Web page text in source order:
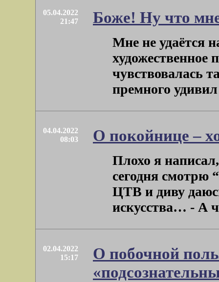
05.04.2022
21:47
Боже! Ну что
Мне не удаётся
художественное
чувствовалась
премного удивил
04.04.2022
08:03
О покойнице –
Плохо я
сегодня смотрю
ЦТВ и диву
искусства… - А
02.04.2022
15:17
О побочной